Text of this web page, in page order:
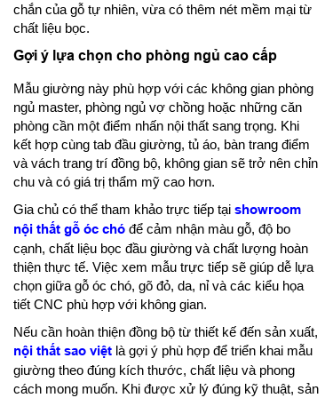
chắn của gỗ tự nhiên, vừa có thêm nét mềm mại từ
chất liệu bọc.
Gợi ý lựa chọn cho phòng ngủ cao cấp
Mẫu giường này phù hợp với các không gian phòng
ngủ master, phòng ngủ vợ chồng hoặc những căn
phòng cần một điểm nhấn nội thất sang trọng. Khi
kết hợp cùng tab đầu giường, tủ áo, bàn trang điểm
và vách trang trí đồng bộ, không gian sẽ trở nên chỉn
chu và có giá trị thẩm mỹ cao hơn.
Gia chủ có thể tham khảo trực tiếp tại showroom
nội thất gỗ óc chó để cảm nhận màu gỗ, độ bo
cạnh, chất liệu bọc đầu giường và chất lượng hoàn
thiện thực tế. Việc xem mẫu trực tiếp sẽ giúp dễ lựa
chọn giữa gỗ óc chó, gõ đỏ, da, nỉ và các kiểu họa
tiết CNC phù hợp với không gian.
Nếu cần hoàn thiện đồng bộ từ thiết kế đến sản xuất,
nội thất sao việt là gợi ý phù hợp để triển khai mẫu
giường theo đúng kích thước, chất liệu và phong
cách mong muốn. Khi được xử lý đúng kỹ thuật, sản